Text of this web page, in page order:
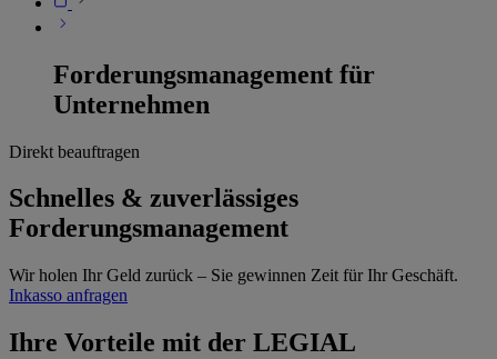
Forderungsmanagement für
Unternehmen
Direkt beauftragen
Schnelles & zuverlässiges
Forderungsmanagement
Wir holen Ihr Geld zurück – Sie gewinnen Zeit für Ihr Geschäft.
Inkasso anfragen
Ihre Vorteile mit der LEGIAL